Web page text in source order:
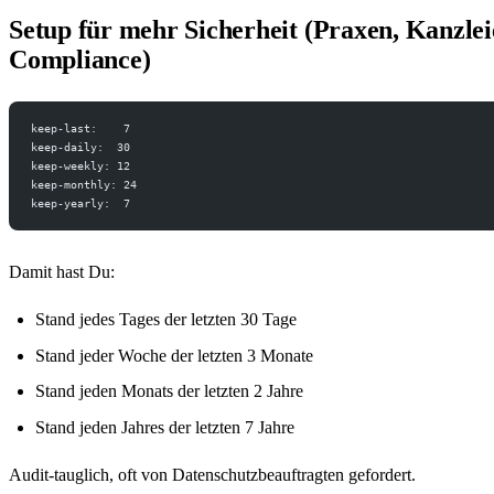
Setup für mehr Sicherheit (Praxen,
Compliance)
keep-last:    7
keep-daily:  30
keep-weekly: 12
keep-monthly: 24
keep-yearly:  7
Damit hast Du:
Stand jedes Tages der letzten 30 Tage
Stand jeder Woche der letzten 3 Monate
Stand jeden Monats der letzten 2 Jahre
Stand jeden Jahres der letzten 7 Jahre
Audit-tauglich, oft von Datenschutzbeauftragten gefordert.